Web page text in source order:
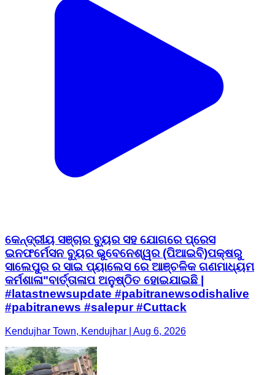
କେନ୍ଦ୍ରୀୟ ସଞ୍ଚାର ବ୍ୟୁର ସହ ଯୋଗରେ ପ୍ରେସ
ଇନଫର୍ମେସନ ବ୍ୟୁର ଭୁବେନେଶ୍ୱର (ପିଆଇବି)ପକ୍ଷରୁ
ସାଲେପୁର ର ସାଇ ପ୍ୟାଲେସ ରେ ଆଞ୍ଚଳିକ ଗଣମାଧ୍ୟମ
କର୍ମଶାଳା"ବାର୍ତ୍ତାଳାପ ଅନୁଷ୍ଠିତ ହୋଇଯାଇଛି |
#latastnewsupdate #pabitranewsodishalive
#pabitranews #salepur #Cuttack
Kendujhar Town, Kendujhar | Aug 6, 2026